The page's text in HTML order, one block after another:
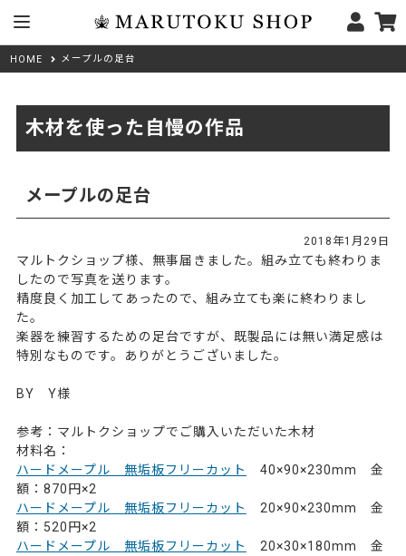
HOME メープルの足台
木材を使った自慢の作品
メープルの足台
2018年1月29日
マルトクショップ様、無事届きました。組み立ても終わりま
したので写真を送ります。
精度良く加工してあったので、組み立ても楽に終わりまし
た。
楽器を練習するための足台ですが、既製品には無い満足感は
特別なものです。ありがとうございました。
BY Y様
参考：マルトクショップでご購入いただいた木材
材料名：
ハードメープル 無垢板フリーカット
40×90×230mm 金
額：870円×2
ハードメープル 無垢板フリーカット
20×90×230mm 金
額：520円×2
ハードメープル 無垢板フリーカット
20×30×180mm 金